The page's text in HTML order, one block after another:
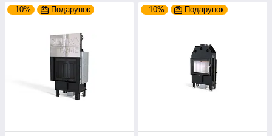
–10% Подарунок –10% Подарунок